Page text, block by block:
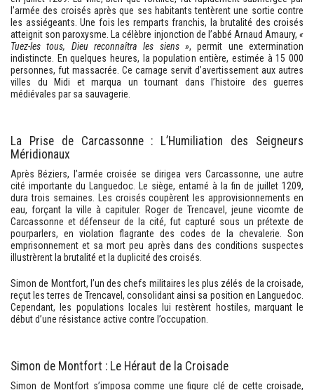
l’armée des croisés après que ses habitants tentèrent une sortie contre
les assiégeants. Une fois les remparts franchis, la brutalité des croisés
atteignit son paroxysme. La célèbre injonction de l’abbé Arnaud Amaury, «
Tuez-les tous, Dieu reconnaîtra les siens », permit une extermination
indistincte. En quelques heures, la population entière, estimée à 15 000
personnes, fut massacrée. Ce carnage servit d’avertissement aux autres
villes du Midi et marqua un tournant dans l’histoire des guerres
médiévales par sa sauvagerie.
La Prise de Carcassonne : L’Humiliation des Seigneurs
Méridionaux
Après Béziers, l’armée croisée se dirigea vers Carcassonne, une autre
cité importante du Languedoc. Le siège, entamé à la fin de juillet 1209,
dura trois semaines. Les croisés coupèrent les approvisionnements en
eau, forçant la ville à capituler. Roger de Trencavel, jeune vicomte de
Carcassonne et défenseur de la cité, fut capturé sous un prétexte de
pourparlers, en violation flagrante des codes de la chevalerie. Son
emprisonnement et sa mort peu après dans des conditions suspectes
illustrèrent la brutalité et la duplicité des croisés.
Simon de Montfort, l’un des chefs militaires les plus zélés de la croisade,
reçut les terres de Trencavel, consolidant ainsi sa position en Languedoc.
Cependant, les populations locales lui restèrent hostiles, marquant le
début d’une résistance active contre l’occupation.
Simon de Montfort : Le Héraut de la Croisade
Simon de Montfort s’imposa comme une figure clé de cette croisade,